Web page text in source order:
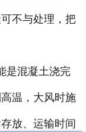
不与处理，把
混凝土浇完
温，大风时施
放、运输时间